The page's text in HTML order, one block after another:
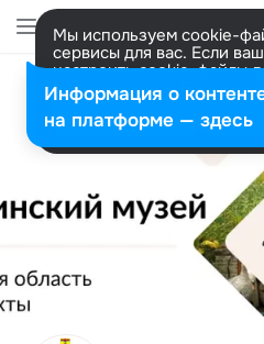
Мы используем cookie-
сервисы для вас. Если
настроить cookie-файлы
представитель. Больше
Разрешить все
Информация о
на платформе — здесь